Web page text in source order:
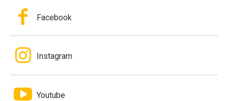
Facebook
Instagram
Youtube